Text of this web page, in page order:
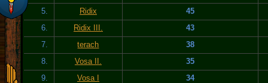
5.
Ridix
45
6.
Ridix III.
43
7.
terach
38
8.
Vosa II.
35
9.
Vosa I 34